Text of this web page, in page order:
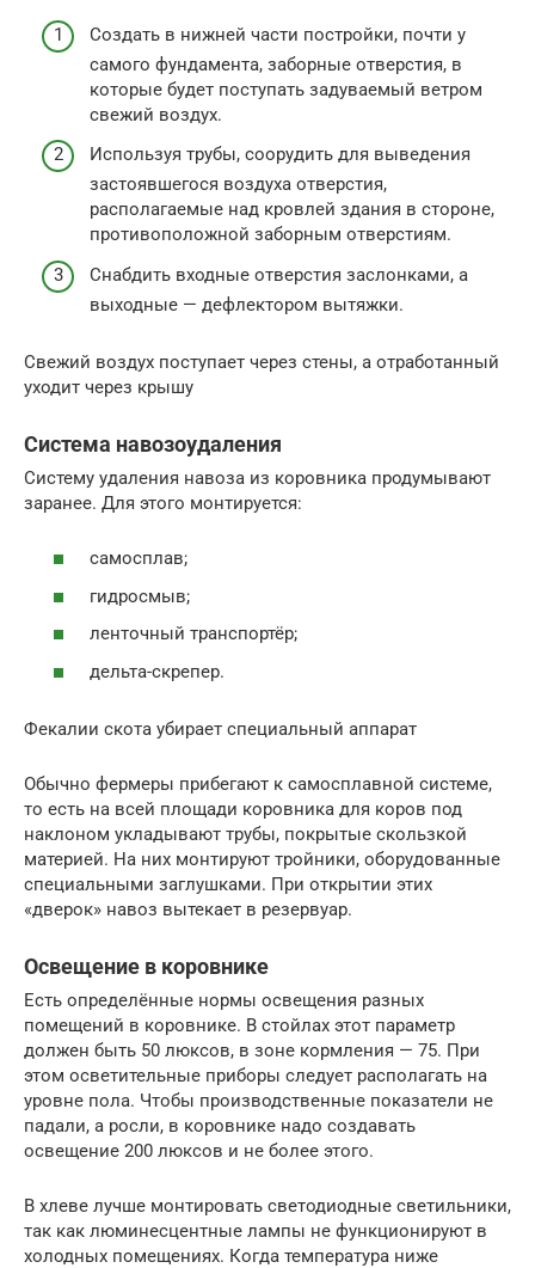
Создать в нижней части постройки, почти у
самого фундамента, заборные отверстия, в
которые будет поступать задуваемый ветром
свежий воздух.
Используя трубы, соорудить для выведения
застоявшегося воздуха отверстия,
располагаемые над кровлей здания в стороне,
противоположной заборным отверстиям.
Снабдить входные отверстия заслонками, а
выходные — дефлектором вытяжки.
Свежий воздух поступает через стены, а отработанный
уходит через крышу
Система навозоудаления
Систему удаления навоза из коровника продумывают
заранее. Для этого монтируется:
самосплав;
гидросмыв;
ленточный транспортёр;
дельта-скрепер.
Фекалии скота убирает специальный аппарат
Обычно фермеры прибегают к самосплавной системе,
то есть на всей площади коровника для коров под
наклоном укладывают трубы, покрытые скользкой
материей. На них монтируют тройники, оборудованные
специальными заглушками. При открытии этих
«дверок» навоз вытекает в резервуар.
Освещение в коровнике
Есть определённые нормы освещения разных
помещений в коровнике. В стойлах этот параметр
должен быть 50 люксов, в зоне кормления — 75. При
этом осветительные приборы следует располагать на
уровне пола. Чтобы производственные показатели не
падали, а росли, в коровнике надо создавать
освещение 200 люксов и не более этого.
В хлеве лучше монтировать светодиодные светильники,
так как люминесцентные лампы не функционируют в
холодных помещениях. Когда температура ниже